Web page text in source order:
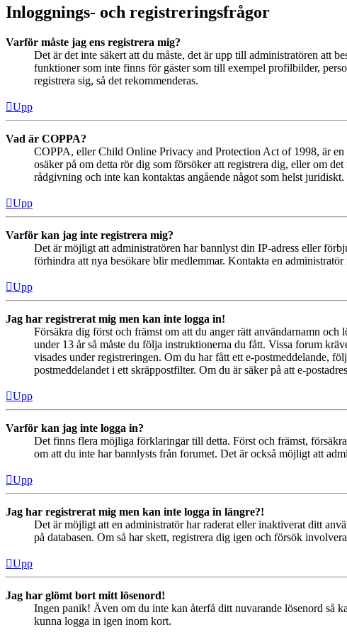
Inloggnings- och registreringsfrågor
Varför måste jag ens registrera mig?
Det är det inte säkert att du måste, det är upp till administratören att
funktioner som inte finns för gäster som till exempel profilbilder,
registrera sig, så det rekommenderas.
Upp
Vad är COPPA?
COPPA, eller Child Online Privacy and Protection Act of 1998, är
osäker på om detta rör dig som försöker att registrera dig, eller om
rådgivning och inte kan kontaktas angående något som helst juridiskt.
Upp
Varför kan jag inte registrera mig?
Det är möjligt att administratören har bannlyst din IP-adress eller
förhindra att nya besökare blir medlemmar. Kontakta en
Upp
Jag har registrerat mig men kan inte logga in!
Försäkra dig först och främst om att du anger rätt användarnamn
under 13 år så måste du följa instruktionerna du fått. Vissa forum
visades under registreringen. Om du har fått ett e-postmeddelande,
postmeddelandet i ett skräppostfilter. Om du är säker på att e-
Upp
Varför kan jag inte logga in?
Det finns flera möjliga förklaringar till detta. Först och främst,
om att du inte har bannlysts från forumet. Det är också möjligt att
Upp
Jag har registrerat mig men kan inte logga in längre?!
Det är möjligt att en administratör har raderat eller inaktiverat ditt
på databasen. Om så har skett, registrera dig igen och försök
Upp
Jag har glömt bort mitt lösenord!
Ingen panik! Även om du inte kan återfå ditt nuvarande lösenord så
kunna logga in igen inom kort.